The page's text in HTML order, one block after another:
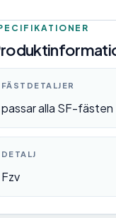
FÄSTDETALJER
passar alla SF-fästen
DETALJ
Fzv